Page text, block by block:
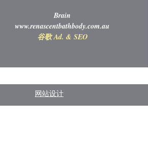
Brain
www.renascentbathbody.com.au
谷歌 Ad. & SEO
网站设计